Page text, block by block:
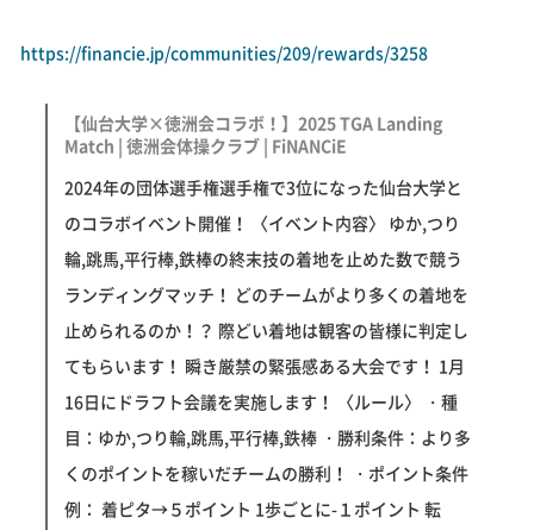
https://financie.jp/communities/209/rewards/3258
【仙台大学×徳洲会コラボ！】2025 TGA Landing
Match | 徳洲会体操クラブ | FiNANCiE
2024年の団体選手権選手権で3位になった仙台大学と
のコラボイベント開催！ 〈イベント内容〉 ゆか,つり
輪,跳馬,平行棒,鉄棒の終末技の着地を止めた数で競う
ランディングマッチ！ どのチームがより多くの着地を
止められるのか！？ 際どい着地は観客の皆様に判定し
てもらいます！ 瞬き厳禁の緊張感ある大会です！ 1月
16日にドラフト会議を実施します！ 〈ルール〉 ・種
目：ゆか,つり輪,跳馬,平行棒,鉄棒 ・勝利条件：より多
くのポイントを稼いだチームの勝利！ ・ポイント条件
例： 着ピタ→５ポイント 1歩ごとに-１ポイント 転